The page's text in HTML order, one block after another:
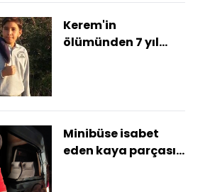
Kerem'in
ölümünden 7 yıl
Minibüse isabet
eden kaya parçası